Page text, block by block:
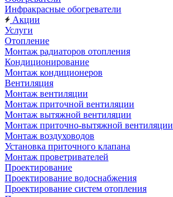
Инфракрасные обогреватели
Акции
Услуги
Отопление
Монтаж радиаторов отопления
Кондиционирование
Монтаж кондиционеров
Вентиляция
Монтаж вентиляции
Монтаж приточной вентиляции
Монтаж вытяжной вентиляции
Монтаж приточно-вытяжной вентиляции
Монтаж воздуховодов
Установка приточного клапана
Монтаж проветривателей
Проектирование
Проектирование водоснабжения
Проектирование систем отопления